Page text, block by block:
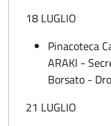
18 LUGLIO
Pinacoteca
ARAKI -
Borsato -
21 LUGLIO